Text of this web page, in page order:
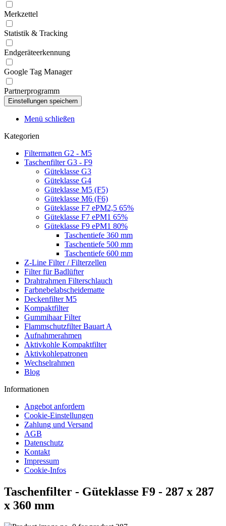
Merkzettel
Statistik & Tracking
Endgeräteerkennung
Google Tag Manager
Partnerprogramm
Menü schließen
Kategorien
Filtermatten G2 - M5
Taschenfilter G3 - F9
Güteklasse G3
Güteklasse G4
Güteklasse M5 (F5)
Güteklasse M6 (F6)
Güteklasse F7 ePM2,5 65%
Güteklasse F7 ePM1 65%
Güteklasse F9 ePM1 80%
Taschentiefe 360 mm
Taschentiefe 500 mm
Taschentiefe 600 mm
Z-Line Filter / Filterzellen
Filter für Badlüfter
Drahtrahmen Filterschlauch
Farbnebelabscheidematte
Deckenfilter M5
Kompaktfilter
Gummihaar Filter
Flammschutzfilter Bauart A
Aufnahmerahmen
Aktivkohle Kompaktfilter
Aktivkohlepatronen
Wechselrahmen
Blog
Informationen
Angebot anfordern
Cookie-Einstellungen
Zahlung und Versand
AGB
Datenschutz
Kontakt
Impressum
Cookie-Infos
Taschenfilter - Güteklasse F9 - 287 x 287
x 360 mm